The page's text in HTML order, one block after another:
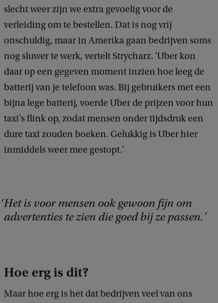
slecht weer zijn we extra gevoelig voor de
verleiding om te bestellen. Dat is nog vrij
onschuldig, maar in Amerika gaan bedrijven soms
nog sluwer te werk, vertelt Strycharz. 'Uber kon
daar op een gegeven moment inzien hoe leeg de
batterij van je telefoon was. Bij gebruikers met een
bijna lege batterij, voerde Uber de prijzen voor hun
taxi's flink op, zodat mensen onder tijdsdruk een
dure taxi zouden boeken. Gelukkig is Uber hier
inmiddels weer mee gestopt.'
Het is voor mensen ook gewoon fijn om
advertenties te zien die goed bij ze passen.
Hoe erg is dit?
Maar hoe erg is het dat bedrijven veel van ons